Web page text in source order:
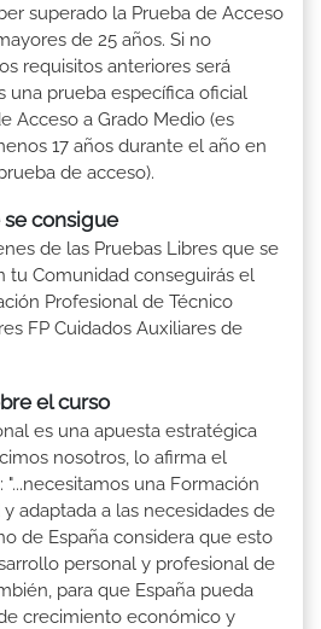
superado la Prueba de Acceso
de 25 años. Si no
requisitos anteriores será
una prueba específica oficial
Acceso a Grado Medio (es
17 años durante el año en
de acceso).
consigue
de las Pruebas Libres que se
tu Comunidad conseguirás el
Profesional de Técnico
FP Cuidados Auxiliares de
el curso
es una apuesta estratégica
nosotros, lo afirma el
una Formación
adaptada a las necesidades de
de España considera que esto
personal y profesional de
para que España pueda
crecimiento económico y